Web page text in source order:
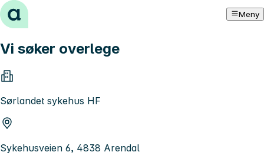
Hopp til innhold Meny
Vi søker overlege
Sørlandet sykehus HF
Sykehusveien 6, 4838 Arendal